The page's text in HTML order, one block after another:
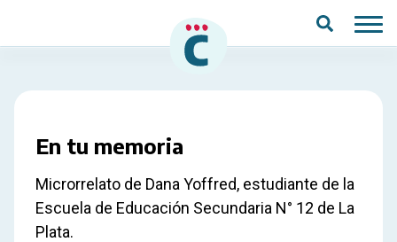
En tu memoria
Microrrelato de Dana Yoffred, estudiante de la
Escuela de Educación Secundaria N° 12 de La
Plata.